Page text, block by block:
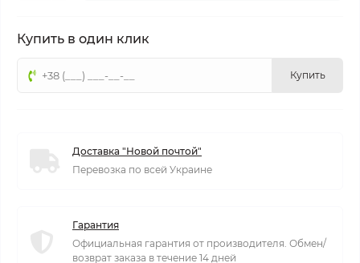
Купить в один клик
Купить
Доставка "Новой почтой"
Перевозка по всей Украине
Гарантия
Официальная гарантия от производителя. Обмен/
возврат заказа в течение 14 дней